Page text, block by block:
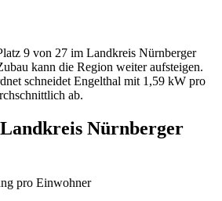
9 von 27 im Landkreis Nürnberger
kann die Region weiter aufsteigen.
schneidet Engelthal mit 1,59 kW pro
ab.
Nürnberger
pro Einwohner